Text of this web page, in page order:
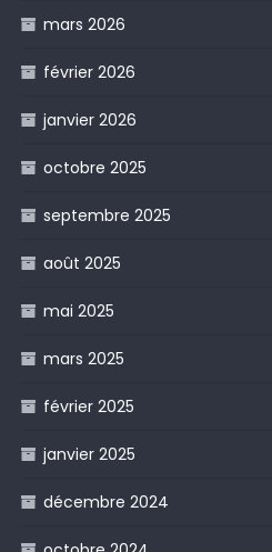
mars 2026
février 2026
janvier 2026
octobre 2025
septembre 2025
août 2025
mai 2025
mars 2025
février 2025
janvier 2025
décembre 2024